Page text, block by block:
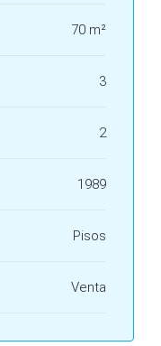
70 m²
3
2
1989
Pisos
Venta